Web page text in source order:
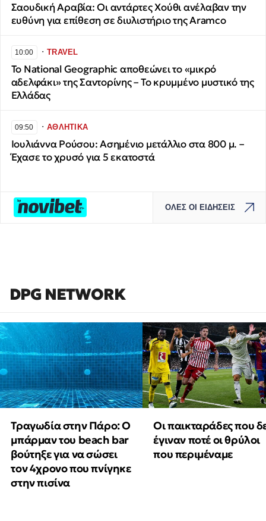
Σαουδική Αραβία: Οι αντάρτες Χούθι ανέλαβαν την
ευθύνη για επίθεση σε διυλιστήριο της Aramco
10:00 ∙TRAVEL
Το National Geographic αποθεώνει το «μικρό
αδελφάκι» της Σαντορίνης – Το κρυμμένο μυστικό της
Ελλάδας
09:50 ∙ΑΘΛΗΤΙΚΑ
Ιουλιάννα Ρούσου: Ασημένιο μετάλλιο στα 800 μ. –
Έχασε το χρυσό για 5 εκατοστά
ΟΛΕΣ ΟΙ ΕΙΔΗΣΕΙΣ
DPG NETWORK
Τραγωδία στην Πάρο: Ο
μπάρμαν του beach bar
βούτηξε για να σώσει
τον 4χρονο που πνίγηκε
στην πισίνα
Οι παικταράδες που
έγιναν ποτέ οι θρύλοι
που περιμέναμε